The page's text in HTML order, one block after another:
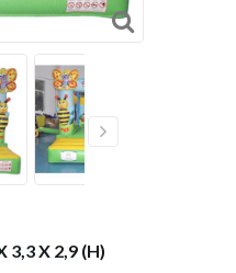
3,3 X 2,9 (H)